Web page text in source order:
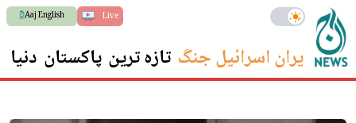
Live
Aaj English
ایران اسرائیل جنگ تازہ ترین پاکستان دنیا